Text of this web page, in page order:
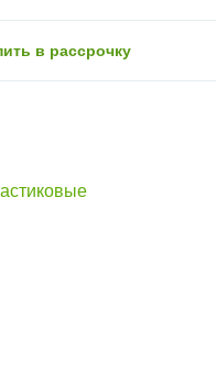
в рассрочку